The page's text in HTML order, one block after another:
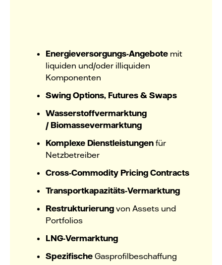
Energieversorgungs-Angebote mit
liquiden und/oder illiquiden
Komponenten
Swing Options, Futures & Swaps
Wasserstoffvermarktung
/ Biomassevermarktung
Komplexe Dienstleistungen für
Netzbetreiber
Cross-Commodity Pricing Contracts
Transportkapazitäts­­­­­-Vermarktung
Restrukturierung von Assets und
Portfolios
LNG-Vermarktung
Spezifische Gasprofilbeschaffung